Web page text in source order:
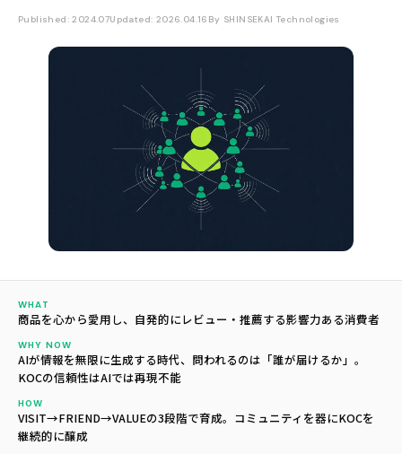
Published: 2024.07Updated: 2026.04.16 By SHINSEKAI Technologies
WHAT
商品を心から愛用し、自発的にレビュー・推薦する影響力ある消費者
WHY NOW
AIが情報を無限に生成する時代、問われるのは「誰が届けるか」。
KOCの信頼性はAIでは再現不能
HOW
VISIT→FRIEND→VALUEの3段階で育成。コミュニティを器にKOCを
継続的に醸成